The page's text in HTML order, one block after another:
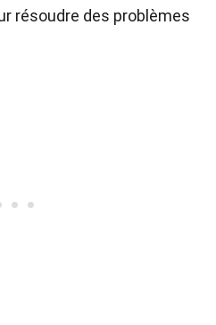
résoudre des problèmes